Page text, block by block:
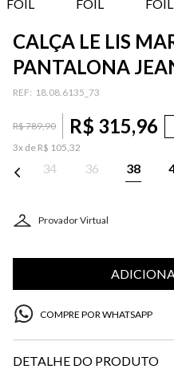
CALÇA LE LIS
PANTALONA
: 18.08.6135_73
R$789,90 R$ 315,96
3x de R$ 105,32
34 36 38
Provador Virtual
COMPRE POR WHATSAPP
DETALHE DO PRODUTO